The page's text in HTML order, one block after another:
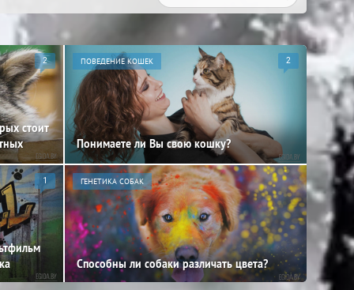
2
стоит
ПОВЕДЕНИЕ КОШЕК 2
Понимаете ли Вы свою кошку?
1 ГЕНЕТИКА СОБАК
Способны ли собаки различать цвета?